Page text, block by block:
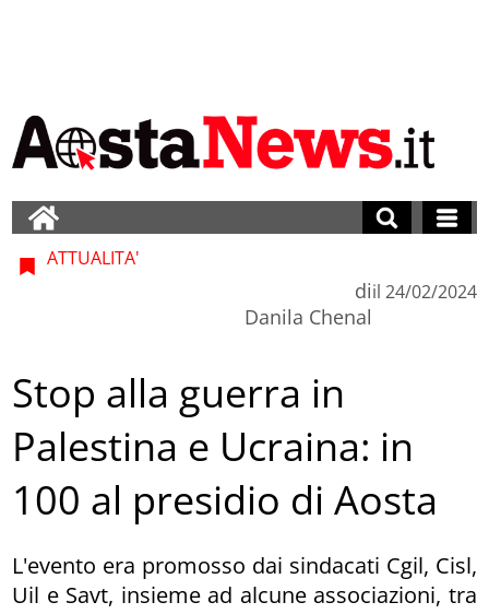
ATTUALITA'
di
Danila Chenal
il 24/02/2024
Stop alla guerra in
Palestina e Ucraina: in
100 al presidio di Aosta
L'evento era promosso dai sindacati Cgil, Cisl,
Uil e Savt, insieme ad alcune associazioni, tra